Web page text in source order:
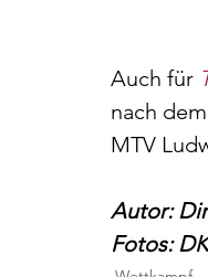
Auch für
nach
MTV
Autor:
Fotos: